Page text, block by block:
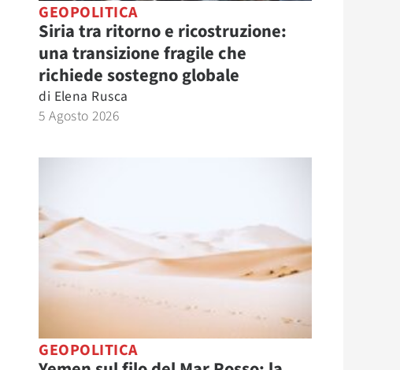
GEOPOLITICA
Siria tra ritorno e ricostruzione:
una transizione fragile che
richiede sostegno globale
di Elena Rusca
5 Agosto 2026
GEOPOLITICA